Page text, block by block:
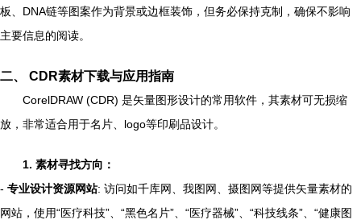
板、DNA链等图案作为背景或边框装饰，但务必保持克制，确保不影响
主要信息的阅读。
二、 CDR素材下载与应用指南
CorelDRAW (CDR) 是矢量图形设计的常用软件，其素材可无损缩
放，非常适合用于名片、logo等印刷品设计。
1. 素材寻找方向：
- 专业设计资源网站: 访问如千库网、我图网、摄图网等提供矢量素材的
网站，使用“医疗科技”、“黑色名片”、“医疗器械”、“科技线条”、“健康图